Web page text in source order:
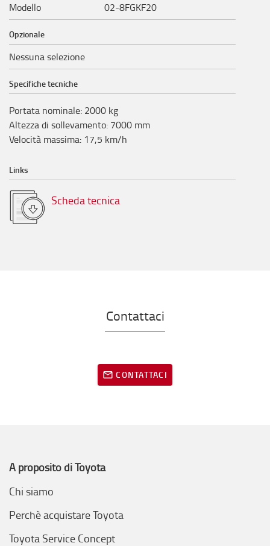
Modello 02-8FGKF20
Opzionale
Nessuna selezione
Specifiche tecniche
Portata nominale: 2000 kg
Altezza di sollevamento: 7000 mm
Velocità massima: 17,5 km/h
Links
Scheda tecnica
Contattaci
CONTATTACI
A proposito di Toyota
Chi siamo
Perchè acquistare Toyota
Toyota Service Concept